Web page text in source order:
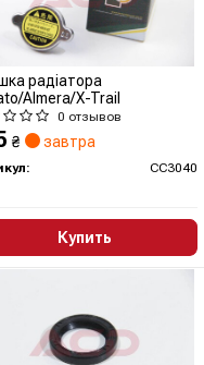
радіатора
Almera/X-Trail
0 отзывов
₴ завтра
CC3040
Купить